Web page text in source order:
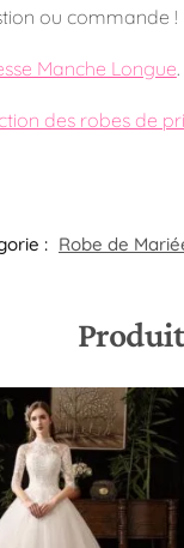
ou commande !
Manche Longue.
des robes de
: Robe de